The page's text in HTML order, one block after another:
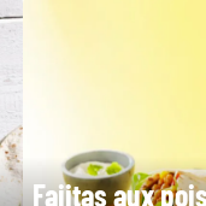
Fajitas aux